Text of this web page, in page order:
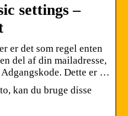
settings –
er det som regel enten
del af din mailadresse,
Dette er …
kan du bruge disse